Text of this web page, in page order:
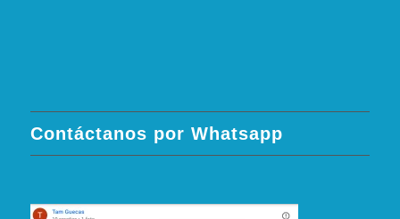
Contáctanos por Whatsapp